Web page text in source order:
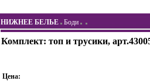
НИЖНЕЕ БЕЛЬЕ Боди
Комплект: топ и трусики,
Цена: